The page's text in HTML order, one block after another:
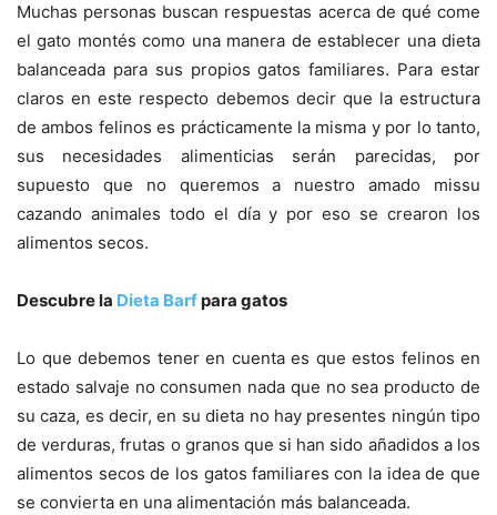
Muchas personas buscan respuestas acerca de qué come
el gato montés como una manera de establecer una dieta
balanceada para sus propios gatos familiares. Para estar
claros en este respecto debemos decir que la estructura
de ambos felinos es prácticamente la misma y por lo tanto,
sus necesidades alimenticias serán parecidas, por
supuesto que no queremos a nuestro amado missu
cazando animales todo el día y por eso se crearon los
alimentos secos.
Descubre la Dieta Barfpara gatos
Lo que debemos tener en cuenta es que estos felinos en
estado salvaje no consumen nada que no sea producto de
su caza, es decir, en su dieta no hay presentes ningún tipo
de verduras, frutas o granos que si han sido añadidos a los
alimentos secos de los gatos familiares con la idea de que
se convierta en una alimentación más balanceada.